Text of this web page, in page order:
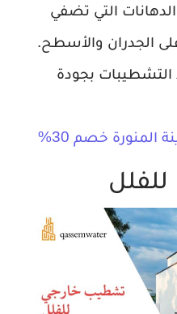
التي تضفي
الجدران والأسطح.
التشطيبات بجودة
خصم 30%